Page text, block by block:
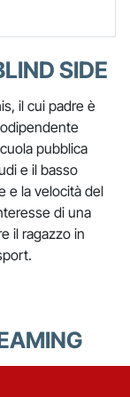
SIDE
il cui padre è
pubblica
e il basso
e la velocità del
di una
il ragazzo in